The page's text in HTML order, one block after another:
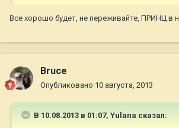
Все хорошо будет, не переживайте, ПРИНЦ в
Bruce
Опубликовано 10 августа, 2013
В 10.08.2013 в 01:07, Yulana сказал: